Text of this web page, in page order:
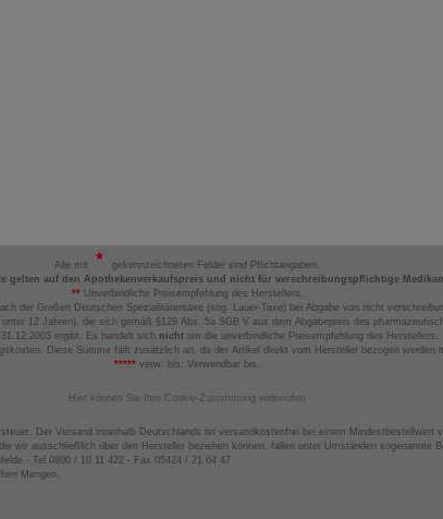
Alle mit
gekennzeichneten Felder sind Pflichtangaben.
gelten auf den Apothekenverkaufspreis und nicht für verschreibungspflichtige
**Unverbindliche Preisempfehlung des Herstellers.
der Großen Deutschen Spezialitätentaxe (sog. Lauer-Taxe) bei Abgabe von nicht
12 Jahren), die sich gemäß §129 Abs. 5a SGB V aus dem Abgabepreis des
ergibt. Es handelt sich nicht um die unverbindliche Preisempfehlung des Herstellers.
Diese Summe fällt zusätzlich an, da der Artikel direkt vom Hersteller bezogen werden
***** verw. bis: Verwendbar bis.
Hier können Sie Ihre Cookie-Zustimmung widerrufen
Der Versand innerhalb Deutschlands ist versandkostenfrei bei einem Mindestbestellwert
wir ausschließlich über den Hersteller beziehen können, fallen unter Umständen sogenannte
- Tel 0800 / 10 11 422 - Fax 05424 / 21 64 47
Mengen.